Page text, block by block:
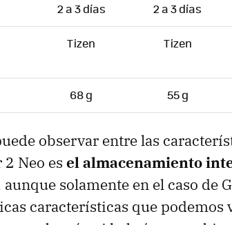
2 a 3 días 2 a 3 días
Tizen Tizen
68 g 55 g
observar entre las
2 Neo es el almacenamiento
solamente en el caso de
características que podemos